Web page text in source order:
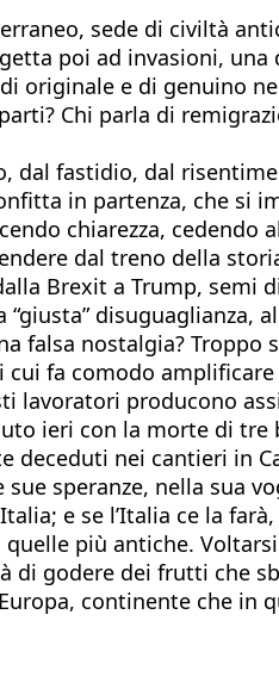
sede di civiltà
poi ad invasioni, una
originale e di genuino
Chi parla di
fastidio, dal
in partenza, che si
chiarezza,
dal treno della
Brexit a Trump, semi
disuguaglianza,
falsa nostalgia?
fa comodo
lavoratori producono
ieri con la morte di tre
deceduti nei cantieri in
speranze, nella sua
e se l’Italia ce la
più antiche.
godere dei frutti che
continente che